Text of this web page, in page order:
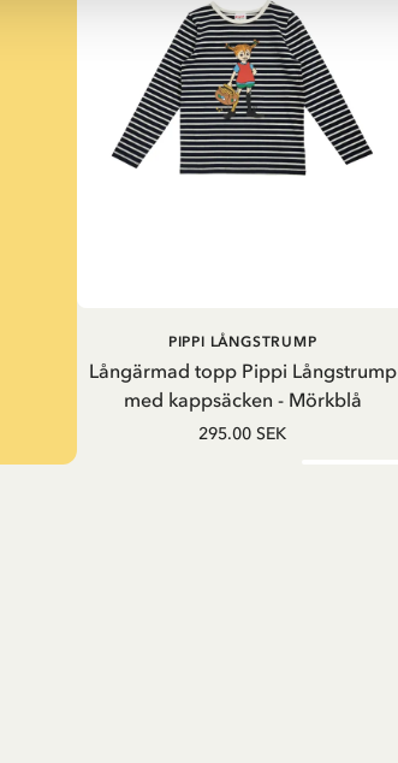
LÄGG I
Långärmad topp Pippi Långstrump
med kappsäcken - Mörkblå
PIPPI LÅNGSTRUMP
295.00 SEK